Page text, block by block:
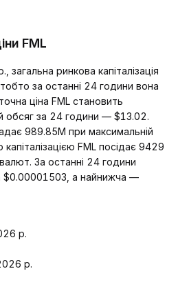
FML
ринкова капіталізація
за останні 24 години вона
ціна FML становить
обсяг за 24 години — $13.02.
989.85M при максимальній
FML посідає 9429
За останні 24 години
$0.00001503, а найнижча —
р.
р.